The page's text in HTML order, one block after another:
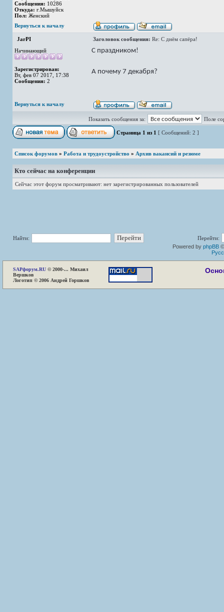
Сообщения: 10286
Откуда: г.Мышуйск
Пол: Женский
Вернуться к началу
JarPI Заголовок сообщения: Re: С днём сапёра!
Начинающий
Зарегистрирован:
Вт, фев 07 2017, 17:38
Сообщения: 2
С праздником!
А почему 7 декабря?
Вернуться к началу
Показать сообщения за: Поле
Страница 1 из 1 [ Сообщений: 2 ]
Список форумов » Работа и трудоустройство » Архив вакансий и резюме
Кто сейчас на конференции
Сейчас этот форум просматривают: нет зарегистрированных пользователей
Найти:
Перейти:
Powered by phpBB
SAPфорум.RU © 2000-... Михаил
Вершков
Логотип © 2006 Андрей Горшков